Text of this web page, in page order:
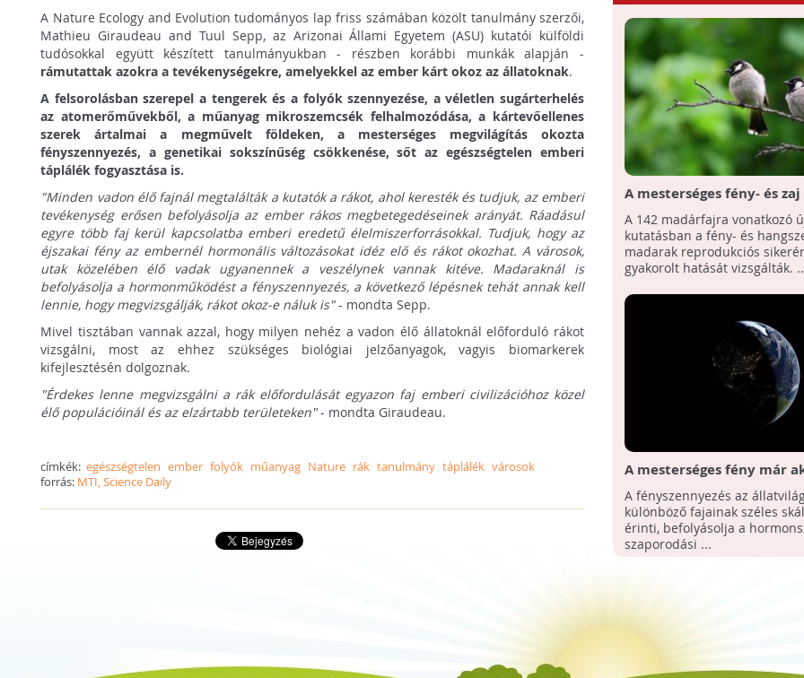
A Nature Ecology and Evolution tudományos lap friss számában közölt tanulmány szerzői,
Mathieu Giraudeau and Tuul Sepp, az Arizonai Állami Egyetem (ASU) kutatói külföldi
tudósokkal együtt készített tanulmányukban - részben korábbi munkák alapján -
rámutattak azokra a tevékenységekre, amelyekkel az ember kárt okoz az állatoknak.
A felsorolásban szerepel a tengerek és a folyók szennyezése, a véletlen sugárterhelés
az atomerőművekből, a műanyag mikroszemcsék felhalmozódása, a kártevőellenes
szerek ártalmai a megművelt földeken, a mesterséges megvilágítás okozta
fényszennyezés, a genetikai sokszínűség csökkenése, sőt az egészségtelen emberi
táplálék fogyasztása is.
"Minden vadon élő fajnál megtalálták a kutatók a rákot, ahol keresték és tudjuk, az emberi
tevékenység erősen befolyásolja az ember rákos megbetegedéseinek arányát. Ráadásul
egyre több faj kerül kapcsolatba emberi eredetű élelmiszerforrásokkal. Tudjuk, hogy az
éjszakai fény az embernél hormonális változásokat idéz elő és rákot okozhat. A városok,
utak közelében élő vadak ugyanennek a veszélynek vannak kitéve. Madaraknál is
befolyásolja a hormonműködést a fényszennyezés, a következő lépésnek tehát annak kell
lennie, hogy megvizsgálják, rákot okoz-e náluk is"- mondta Sepp.
Mivel tisztában vannak azzal, hogy milyen nehéz a vadon élő állatoknál előforduló rákot
vizsgálni, most az ehhez szükséges biológiai jelzőanyagok, vagyis biomarkerek
kifejlesztésén dolgoznak.
"Érdekes lenne megvizsgálni a rák előfordulását egyazon faj emberi civilizációhoz közel
élő populációinál és az elzártabb területeken"- mondta Giraudeau.
címkék:egészségtelen ember folyók műanyag Nature rák tanulmány táplálék városok
forrás: MTI, Science Daily
A mesterséges fény- és
a madarak szaporodási
A 142 madárfajra vonatkozó
kutatásban a fény- és
madarak reprodukciós
gyakorolt hatását vizsgálták.
A mesterséges fény már
károkat okoz a
az éghajlatváltozás
A fényszennyezés az
különböző fajainak széles
érinti, befolyásolja a
szaporodási ...